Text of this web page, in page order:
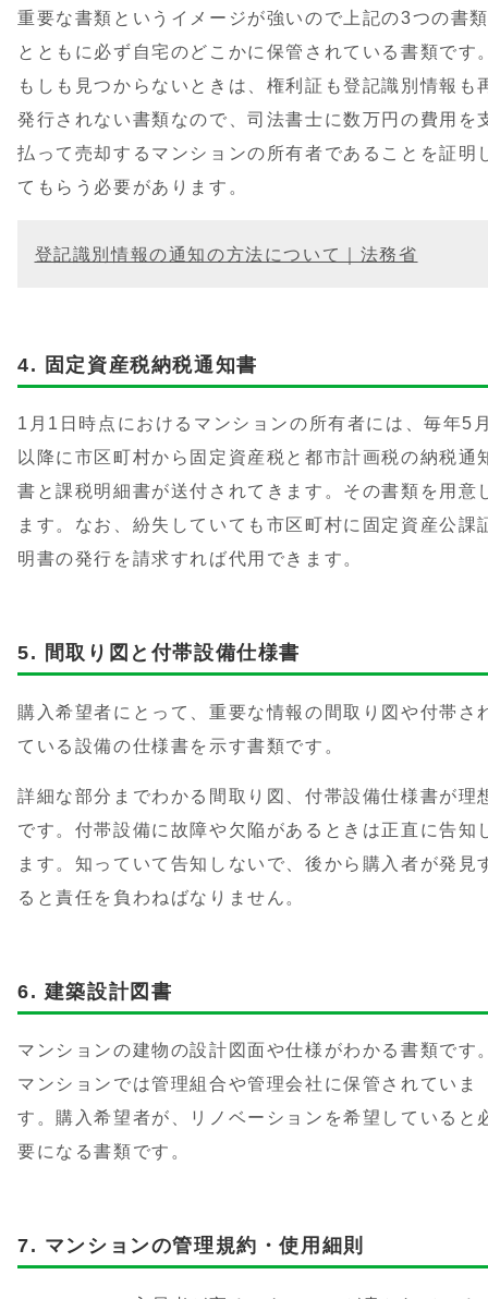
重要な書類というイメージが強いので上記の3つの書
とともに必ず自宅のどこかに保管されている書類です
もしも見つからないときは、権利証も登記識別情報も
発行されない書類なので、司法書士に数万円の費用を
払って売却するマンションの所有者であることを証明
てもらう必要があります。
登記識別情報の通知の方法について｜法務省
固定資産税納税通知書
1月1日時点におけるマンションの所有者には、毎年5
以降に市区町村から固定資産税と都市計画税の納税通
書と課税明細書が送付されてきます。その書類を用意
ます。なお、紛失していても市区町村に固定資産公課
明書の発行を請求すれば代用できます。
間取り図と付帯設備仕様書
購入希望者にとって、重要な情報の間取り図や付帯さ
ている設備の仕様書を示す書類です。
詳細な部分までわかる間取り図、付帯設備仕様書が理
です。付帯設備に故障や欠陥があるときは正直に告知
ます。知っていて告知しないで、後から購入者が発見
ると責任を負わねばなりません。
建築設計図書
マンションの建物の設計図面や仕様がわかる書類です
マンションでは管理組合や管理会社に保管されていま
す。購入希望者が、リノベーションを希望していると
要になる書類です。
マンションの管理規約・使用細則